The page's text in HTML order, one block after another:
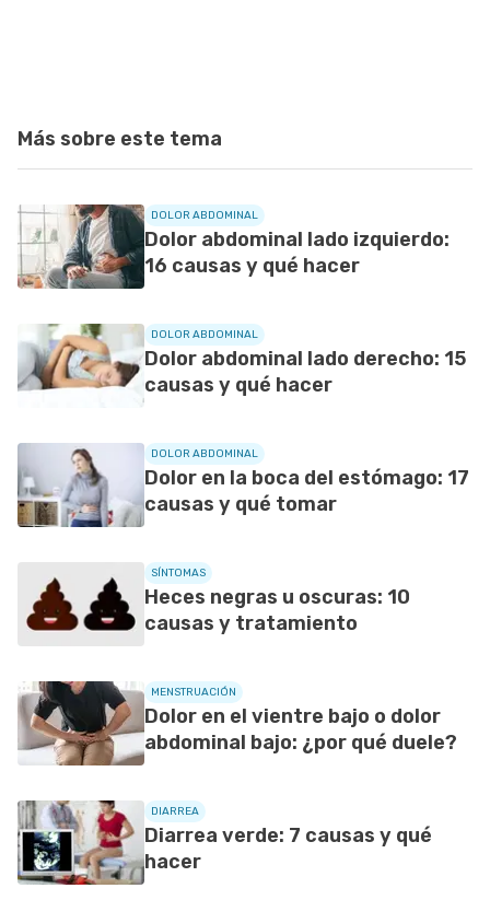
Más sobre este tema
DOLOR ABDOMINAL
Dolor abdominal lado izquierdo:
16 causas y qué hacer
DOLOR ABDOMINAL
Dolor abdominal lado derecho: 15
causas y qué hacer
DOLOR ABDOMINAL
Dolor en la boca del estómago: 17
causas y qué tomar
SÍNTOMAS
Heces negras u oscuras: 10
causas y tratamiento
MENSTRUACIÓN
Dolor en el vientre bajo o dolor
abdominal bajo: ¿por qué duele?
DIARREA
Diarrea verde: 7 causas y qué
hacer